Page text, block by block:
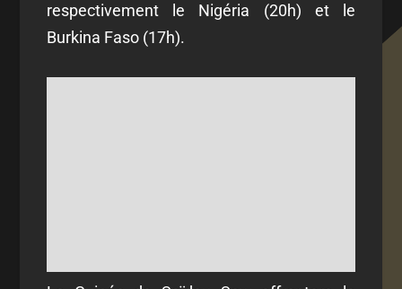
respectivement le Nigéria (20h) et le
Burkina Faso (17h).